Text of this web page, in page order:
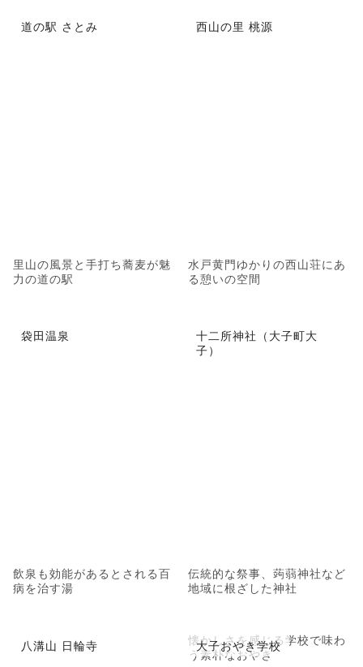
道の駅 さとみ
里山の風景と手打ち蕎麦が魅
力の道の駅
西山の里 桃源
水戸黄門ゆかりの西山荘にあ
る憩いの空間
袋田温泉
飲泉も効能があるとされる百
病を治す湯
十二所神社（大子町大
子）
伝統的な祭事、蒟蒻神社など
地域に根ざした神社
八溝山 日輪寺 大子おやき学校
懐かしさを感じる学校で味わ
う素朴なおやき